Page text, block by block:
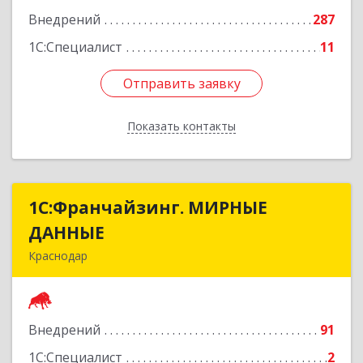
Внедрений
287
1С:Специалист
11
Отправить заявку
Показать контакты
Подробнее
Отправить заявку
Назад
1С:Франчайзинг. МИРНЫЕ
ДАННЫЕ
Краснодар
Внедрений
91
1С:Специалист
2
1С:Франчайзинг. МИРНЫЕ
Подробнее